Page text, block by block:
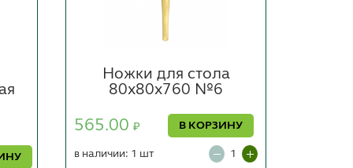
Ножки для стола
80х80х760 №6
565.00₽ В КОРЗИНУ
в наличии: 1 шт